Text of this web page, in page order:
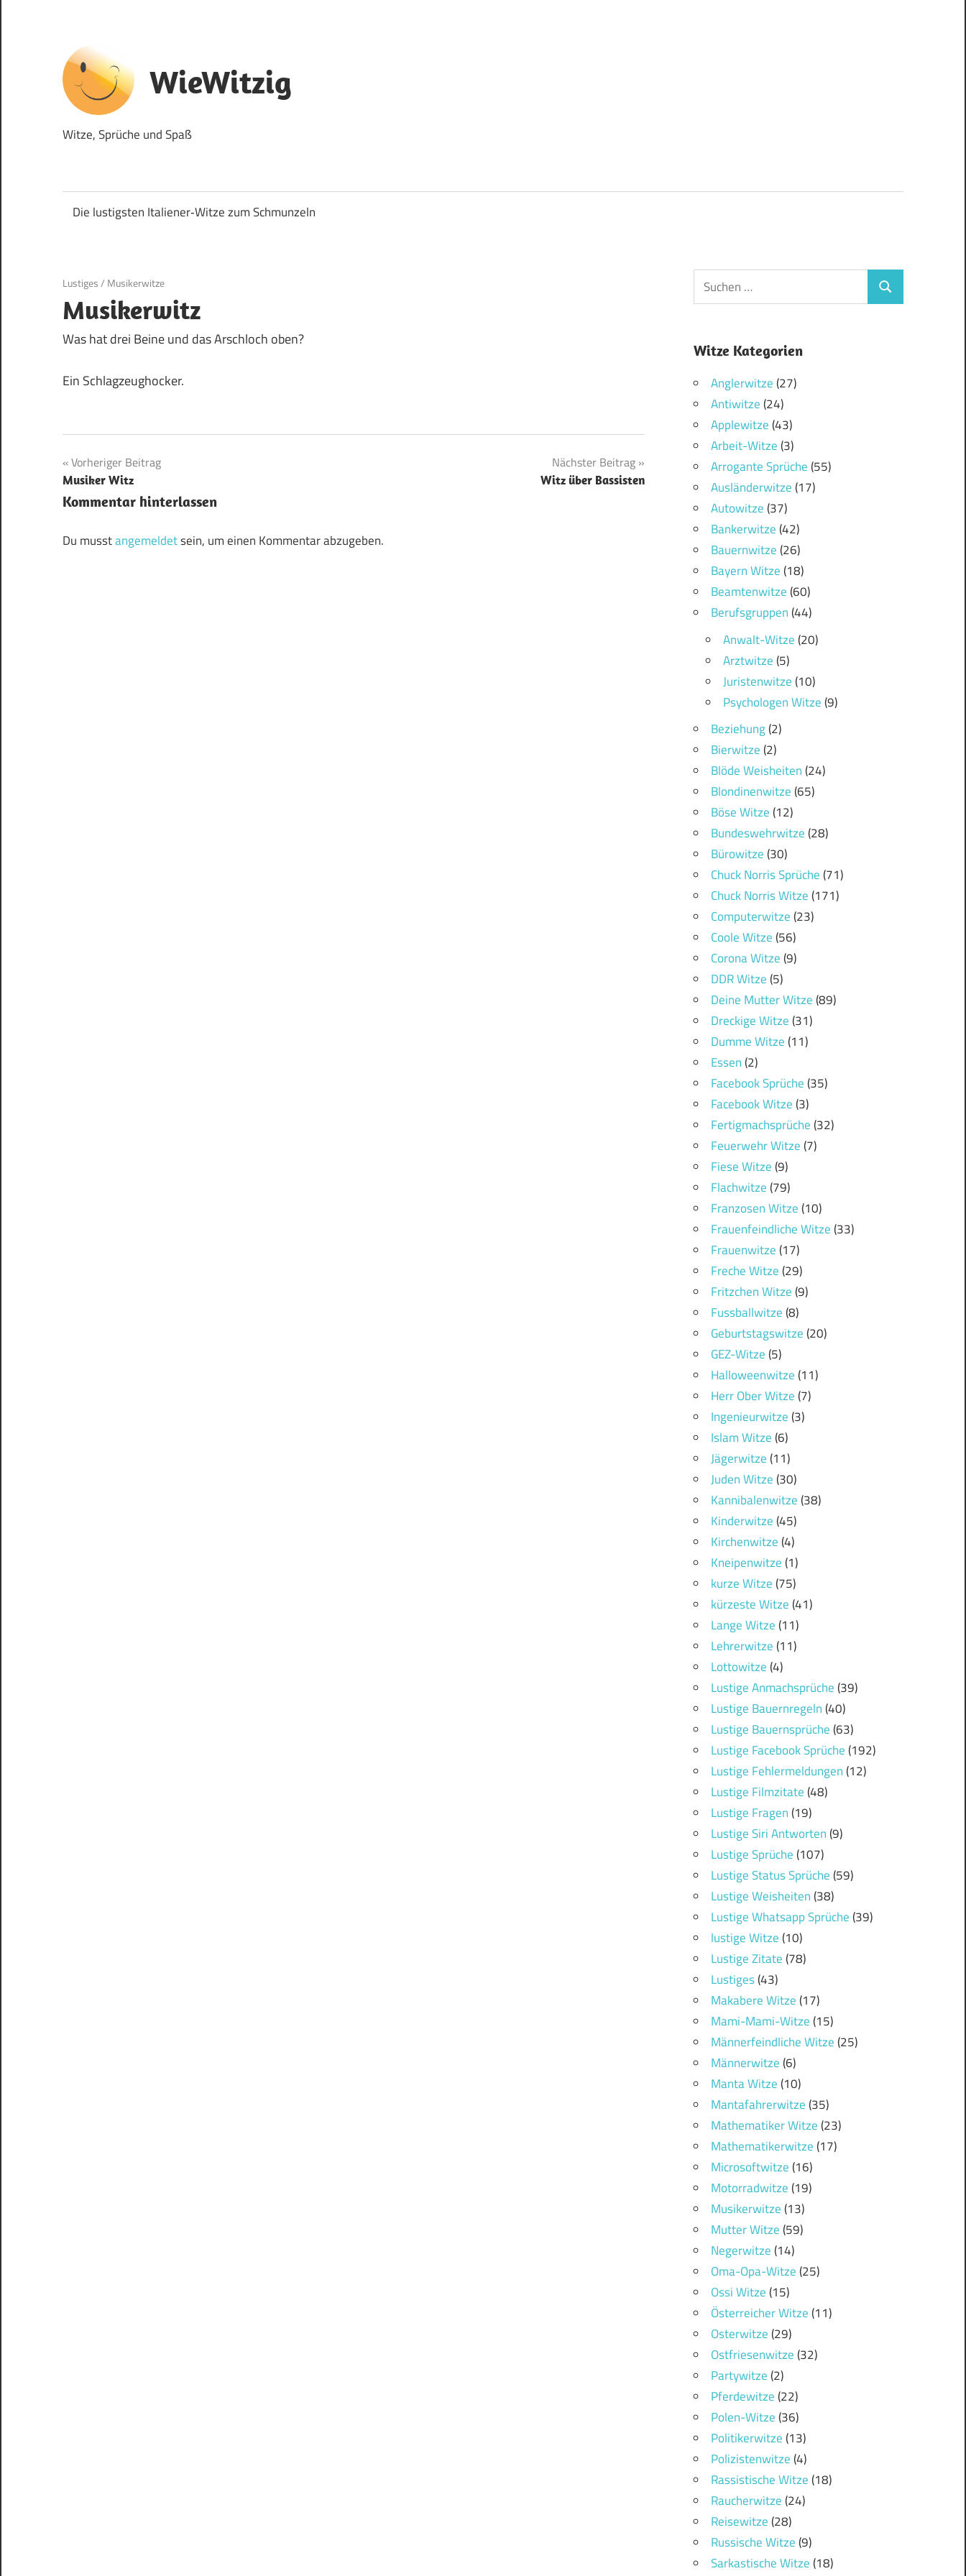
springen
WieWitzig
Witze, Sprüche und Spaß
Die lustigsten Italiener‑Witze zum Schmunzeln
19. Juni 2020
Lustiges/ Musikerwitze
Musikerwitz
Was hat drei Beine und das Arschloch oben?
Ein Schlagzeughocker.
Beitragsnavigation
Vorheriger Beitrag
Musiker Witz
Nächster Beitrag
Witz über Bassisten
Kommentar hinterlassen
Du musstangemeldetsein, um einen Kommentar abzugeben.
Witze Kategorien
Anglerwitze(27)
Antiwitze(24)
Applewitze(43)
Arbeit-Witze(3)
Arrogante Sprüche(55)
Ausländerwitze(17)
Autowitze(37)
Bankerwitze(42)
Bauernwitze(26)
Bayern Witze(18)
Beamtenwitze(60)
Berufsgruppen(44)
Anwalt-Witze(20)
Arztwitze(5)
Juristenwitze(10)
Psychologen Witze(9)
Beziehung(2)
Bierwitze(2)
Blöde Weisheiten(24)
Blondinenwitze(65)
Böse Witze(12)
Bundeswehrwitze(28)
Bürowitze(30)
Chuck Norris Sprüche(71)
Chuck Norris Witze(171)
Computerwitze(23)
Coole Witze(56)
Corona Witze(9)
DDR Witze(5)
Deine Mutter Witze(89)
Dreckige Witze(31)
Dumme Witze(11)
Essen(2)
Facebook Sprüche(35)
Facebook Witze(3)
Fertigmachsprüche(32)
Feuerwehr Witze(7)
Fiese Witze(9)
Flachwitze(79)
Franzosen Witze(10)
Frauenfeindliche Witze(33)
Frauenwitze(17)
Freche Witze(29)
Fritzchen Witze(9)
Fussballwitze(8)
Geburtstagswitze(20)
GEZ-Witze(5)
Halloweenwitze(11)
Herr Ober Witze(7)
Ingenieurwitze(3)
Islam Witze(6)
Jägerwitze(11)
Juden Witze(30)
Kannibalenwitze(38)
Kinderwitze(45)
Kirchenwitze(4)
Kneipenwitze(1)
kurze Witze(75)
kürzeste Witze(41)
Lange Witze(11)
Lehrerwitze(11)
Lottowitze(4)
Lustige Anmachsprüche(39)
Lustige Bauernregeln(40)
Lustige Bauernsprüche(63)
Lustige Facebook Sprüche(192)
Lustige Fehlermeldungen(12)
Lustige Filmzitate(48)
Lustige Fragen(19)
Lustige Siri Antworten(9)
Lustige Sprüche(107)
Lustige Status Sprüche(59)
Lustige Weisheiten(38)
Lustige Whatsapp Sprüche(39)
lustige Witze(10)
Lustige Zitate(78)
Lustiges(43)
Makabere Witze(17)
Mami-Mami-Witze(15)
Männerfeindliche Witze(25)
Männerwitze(6)
Manta Witze(10)
Mantafahrerwitze(35)
Mathematiker Witze(23)
Mathematikerwitze(17)
Microsoftwitze(16)
Motorradwitze(19)
Musikerwitze(13)
Mutter Witze(59)
Negerwitze(14)
Oma-Opa-Witze(25)
Ossi Witze(15)
Österreicher Witze(11)
Osterwitze(29)
Ostfriesenwitze(32)
Partywitze(2)
Pferdewitze(22)
Polen-Witze(36)
Politikerwitze(13)
Polizistenwitze(4)
Rassistische Witze(18)
Raucherwitze(24)
Reisewitze(28)
Russische Witze(9)
Sarkastische Witze(18)